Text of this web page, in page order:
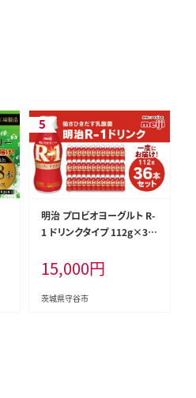
明治 プロビオヨーグルト R-
1 ドリンクタイプ 112g×36
15,000円
茨城県守谷市